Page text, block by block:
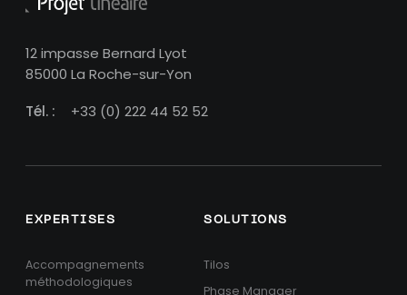
12 impasse Bernard Lyot
85000 La Roche-sur-Yon
Tél. :
+33 (0) 222 44 52 52
EXPERTISES
Accompagnements
méthodologiques
SOLUTIONS
Tilos
Phase Manager